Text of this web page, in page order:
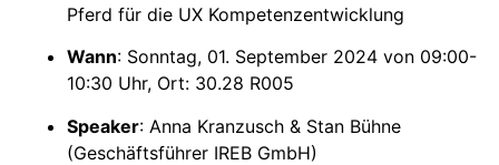
Pferd für die UX Kompetenzentwicklung
Wann: Sonntag, 01. September 2024 von 09:00-
10:30 Uhr, Ort: 30.28 R005
Speaker: Anna Kranzusch & Stan Bühne
(Geschäftsführer IREB GmbH)